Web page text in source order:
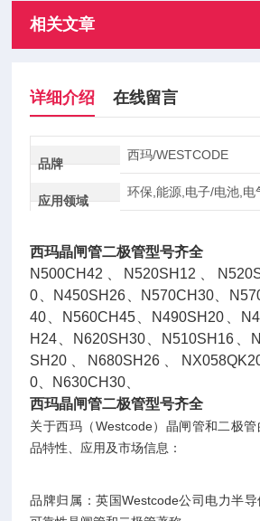
相关文章
详细介绍 在线留言
品牌
西玛/WESTCODE
应用领域
环保,能源,电子/电池,电
西玛晶闸管二极管型号齐全
N500CH42、N520SH12、
0、N450SH26、N570CH30、
40、N560CH45、N490SH20、
H24、N620SH30、N510SH16、
SH20、N680SH26、
0、N630CH30、
西玛晶闸管二极管型号齐全
关于西玛（Westcode）晶闸管和二极
品特性、应用及市场信息：
品牌归属‌：英国Westcode公司电力半